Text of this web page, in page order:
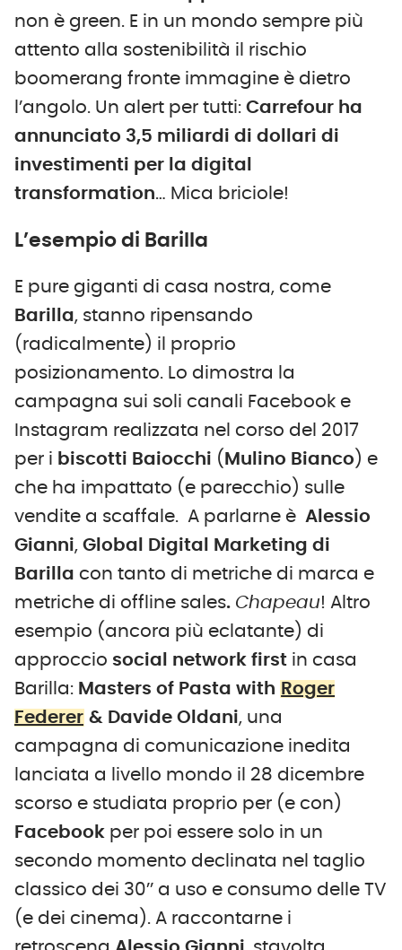
non è green. E in un mondo sempre più
attento alla sostenibilità il rischio
boomerang fronte immagine è dietro
l’angolo. Un alert per tutti: Carrefour ha
annunciato 3,5 miliardi di dollari di
investimenti per la digital
transformation… Mica briciole!
L’esempio di Barilla
E pure giganti di casa nostra, come
Barilla, stanno ripensando
(radicalmente) il proprio
posizionamento. Lo dimostra la
campagna sui soli canali Facebook e
Instagram realizzata nel corso del 2017
per i biscotti Baiocchi ( Mulino Bianco ) e
che ha impattato (e parecchio) sulle
vendite a scaffale. A parlarne è Alessio
Gianni, Global Digital Marketing di
Barilla con tanto di metriche di marca e
metriche di offline sales. Chapeau! Altro
esempio (ancora più eclatante) di
approccio social network first in casa
Barilla: Masters of Pasta with Roger
Federer & Davide Oldani, una
campagna di comunicazione inedita
lanciata a livello mondo il 28 dicembre
scorso e studiata proprio per (e con)
Facebook per poi essere solo in un
secondo momento declinata nel taglio
classico dei 30’’ a uso e consumo delle TV
(e dei cinema). A raccontarne i